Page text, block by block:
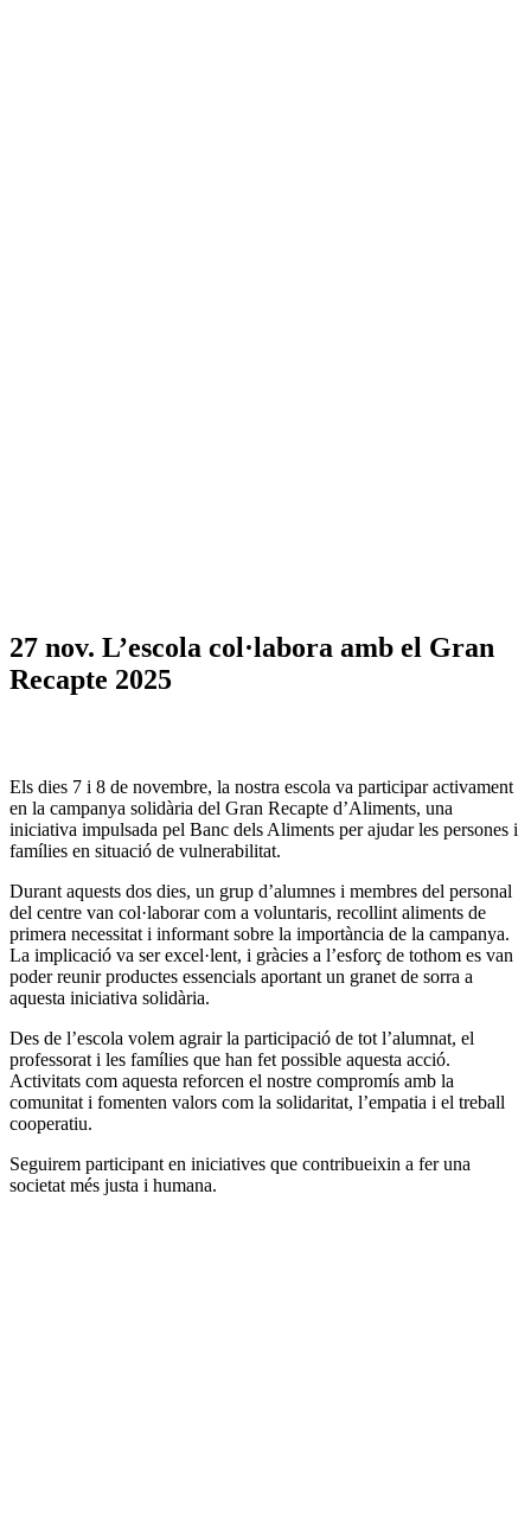
27 nov. L’escola col·labora amb el Gran
Recapte 2025
Els dies 7 i 8 de novembre, la nostra escola va participar activament
en la campanya solidària del Gran Recapte d’Aliments, una
iniciativa impulsada pel Banc dels Aliments per ajudar les persones i
famílies en situació de vulnerabilitat.
Durant aquests dos dies, un grup d’alumnes i membres del personal
del centre van col·laborar com a voluntaris, recollint aliments de
primera necessitat i informant sobre la importància de la campanya.
La implicació va ser excel·lent, i gràcies a l’esforç de tothom es van
poder reunir productes essencials aportant un granet de sorra a
aquesta iniciativa solidària.
Des de l’escola volem agrair la participació de tot l’alumnat, el
professorat i les famílies que han fet possible aquesta acció.
Activitats com aquesta reforcen el nostre compromís amb la
comunitat i fomenten valors com la solidaritat, l’empatia i el treball
cooperatiu.
Seguirem participant en iniciatives que contribueixin a fer una
societat més justa i humana.